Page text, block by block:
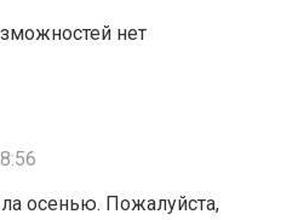
возможностей нет
осенью. Пожалуйста,